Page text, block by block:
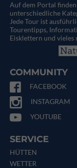
Auf dem Portal
unterschiedliche
Jede Tour ist
Tourentipps,
Eisklettern und vieles
COMMUNITY
FACEBOOK
INSTAGRAM
YOUTUBE
SERVICE
HÜTTEN
WETTER